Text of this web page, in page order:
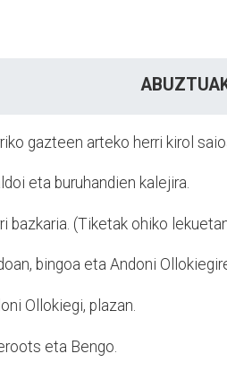
gazteen arteko herri kirol
eta buruhandien kalejira.
bazkaria. (Tiketak ohiko
bingoa eta Andoni
Ollokiegi, plazan.
eta Bengo.